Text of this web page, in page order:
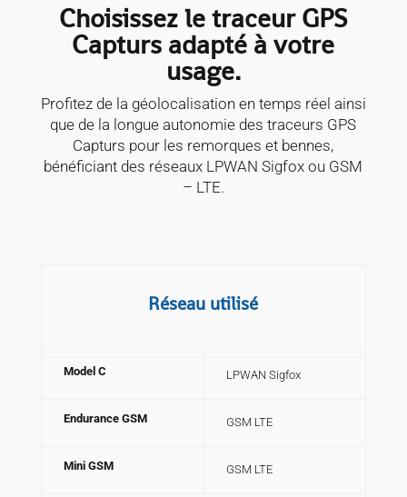
Choisissez le traceur GPS
Capturs adapté à votre
usage.
Profitez de la géolocalisation en temps réel ainsi
que de la longue autonomie des traceurs GPS
Capturs pour les remorques et bennes,
bénéficiant des réseaux LPWAN Sigfox ou GSM
– LTE.
Réseau utilisé
Model C LPWAN Sigfox
Endurance GSM GSM LTE
Mini GSM GSM LTE